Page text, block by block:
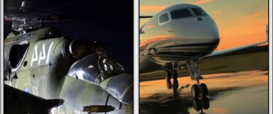
التكنولوجيا الرقمية والبرمجيات
الحب والرومانسية
الأسلحة والجيش
قوى الطبيعة (عنصر)